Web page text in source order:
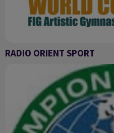
RADIO ORIENT SPORT